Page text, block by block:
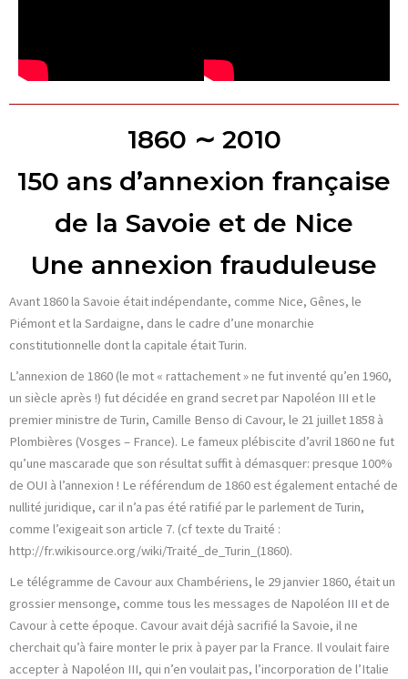
1860 ∼ 2010
150 ans d’annexion française
de la Savoie et de Nice
Une annexion frauduleuse
Avant 1860 la Savoie était indépendante, comme Nice, Gênes, le
Piémont et la Sardaigne, dans le cadre d’une monarchie
constitutionnelle dont la capitale était Turin.
L’annexion de 1860 (le mot « rattachement » ne fut inventé qu’en 1960,
un siècle après !) fut décidée en grand secret par Napoléon III et le
premier ministre de Turin, Camille Benso di Cavour, le 21 juillet 1858 à
Plombières (Vosges – France). Le fameux plébiscite d’avril 1860 ne fut
qu’une mascarade que son résultat suffit à démasquer: presque 100%
de OUI à l’annexion ! Le référendum de 1860 est également entaché de
nullité juridique, car il n’a pas été ratifié par le parlement de Turin,
comme l’exigeait son article 7. (cf texte du Traité :
http://fr.wikisource.org/wiki/Traité_de_Turin_(1860).
Le télégramme de Cavour aux Chambériens, le 29 janvier 1860, était un
grossier mensonge, comme tous les messages de Napoléon III et de
Cavour à cette époque. Cavour avait déjà sacrifié la Savoie, il ne
cherchait qu’à faire monter le prix à payer par la France. Il voulait faire
accepter à Napoléon III, qui n’en voulait pas, l’incorporation de l’Italie